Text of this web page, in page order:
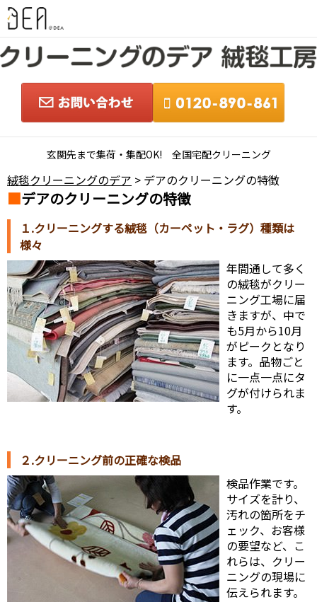
玄関先まで集荷・集配OK! 全国宅配クリーニング
絨毯クリーニングのデア > デアのクリーニングの特徴
デアのクリーニングの特徴
１.クリーニングする絨毯（カーペット・ラグ）種類は
様々
年間通して多く
の絨毯がクリー
ニング工場に届
きますが、中で
も5月から10月
がピークとなり
ます。品物ごと
に一点一点にタ
グが付けられま
す。
２.クリーニング前の正確な検品
検品作業です。
サイズを計り、
汚れの箇所をチ
ェック、お客様
の要望など、こ
れらは、クリー
ニングの現場に
伝えられます。